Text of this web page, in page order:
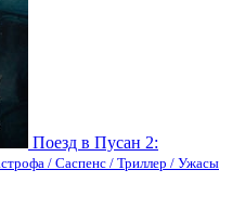
Поезд в Пусан 2:
/ Саспенс / Триллер / Ужасы